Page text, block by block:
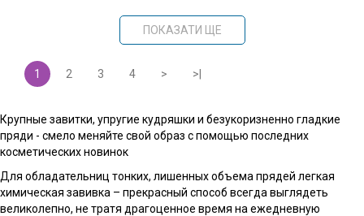
ПОКАЗАТИ ЩЕ
1 2 3 4 > >|
Крупные завитки, упругие кудряшки и безукоризненно гладкие
пряди - смело меняйте свой образ с помощью последних
косметических новинок
Для обладательниц тонких, лишенных объема прядей легкая
химическая завивка – прекрасный способ всегда выглядеть
великолепно, не тратя драгоценное время на ежедневную